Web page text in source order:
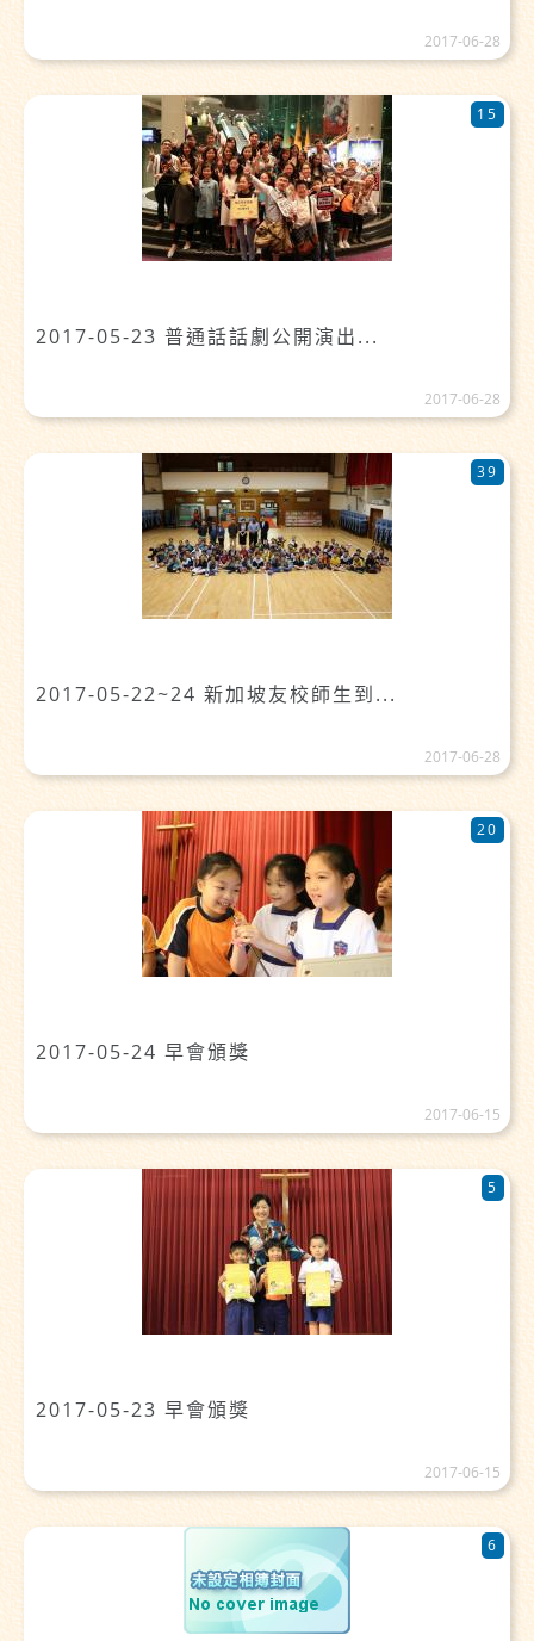
2017-06-28
2017-05-23 普通話話劇公開演出...
15
2017-06-28
2017-05-22~24 新加坡友校師生到...
39
2017-06-28
2017-05-24 早會頒獎
20
2017-06-15
2017-05-23 早會頒獎
5
2017-06-15
6